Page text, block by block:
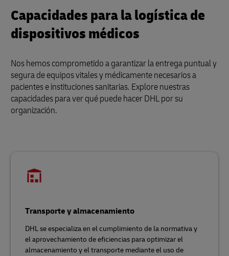
Capacidades para la logística de
dispositivos médicos
Nos hemos comprometido a garantizar la entrega puntual y
segura de equipos vitales y médicamente necesarios a
pacientes e instituciones sanitarias. Explore nuestras
capacidades para ver qué puede hacer DHL por su
organización.
Transporte y almacenamiento
DHL se especializa en el cumplimiento de la normativa y
el aprovechamiento de eficiencias para optimizar el
almacenamiento y el transporte mediante el uso de